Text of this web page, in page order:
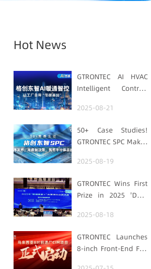
Hot News
GTRONTEC AI HVAC
Intelligent Control:
with "Low-Carbon
2025-08-21
50+ Case Studies!
GTRONTEC SPC Makes
Uses Data for
Strengthens
Semiconductor
Quality Foundation
2025-08-19
GTRONTEC Wins First
Prize in 2025 'Data
Smart Manufacturing
2025-08-18
GTRONTEC Launches
8-inch Front-End Fab